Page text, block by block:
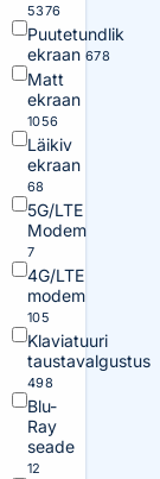
5376
Puutetundlik
ekraan 678
Matt
ekraan
1056
Läikiv
ekraan
68
5G/LTE
Modem
7
4G/LTE
modem
105
Klaviatuuri
taustavalgustus
498
Blu-
Ray
seade
12